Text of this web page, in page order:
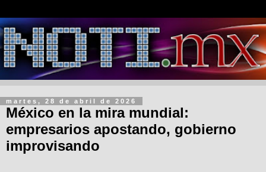
martes, 28 de abril de 2026
México en la mira mundial:
empresarios apostando, gobierno
improvisando